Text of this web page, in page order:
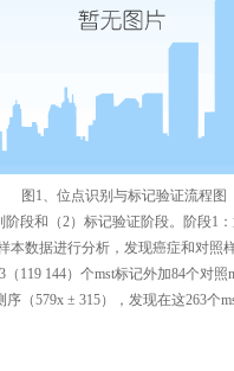
图 1、位点识别与标记验证流程图
阶段和（2）标记验证阶段。阶段1
本数据进行分析，发现癌症和对照
（ 119 144）个mst标记外加84个对照
序 （579x ± 315），发现在这263个